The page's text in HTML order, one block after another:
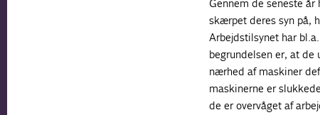
Gennem de seneste
skærpet deres syn på,
Arbejdstilsynet har
begrundelsen er, at de
nærhed af maskiner
maskinerne er
de er overvåget af